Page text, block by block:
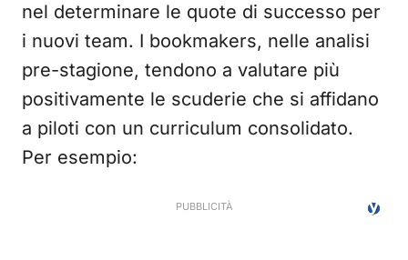
nel determinare le quote di successo per
i nuovi team. I bookmakers, nelle analisi
pre-stagione, tendono a valutare più
positivamente le scuderie che si affidano
a piloti con un curriculum consolidato.
Per esempio: